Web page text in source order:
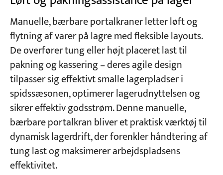
Manuelle, bærbare portalkraner letter løft og
flytning af varer på lagre med fleksible layouts.
De overfører tung eller højt placeret last til
pakning og kassering – deres agile design
tilpasser sig effektivt smalle lagerpladser i
spidssæsonen, optimerer lagerudnyttelsen og
sikrer effektiv godsstrøm. Denne manuelle,
bærbare portalkran bliver et praktisk værktøj til
dynamisk lagerdrift, der forenkler håndtering af
tung last og maksimerer arbejdspladsens
effektivitet.